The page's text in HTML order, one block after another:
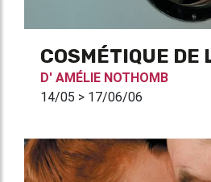
COSMÉTIQUE DE
D' AMÉLIE NOTHOMB
14/05 > 17/06/06